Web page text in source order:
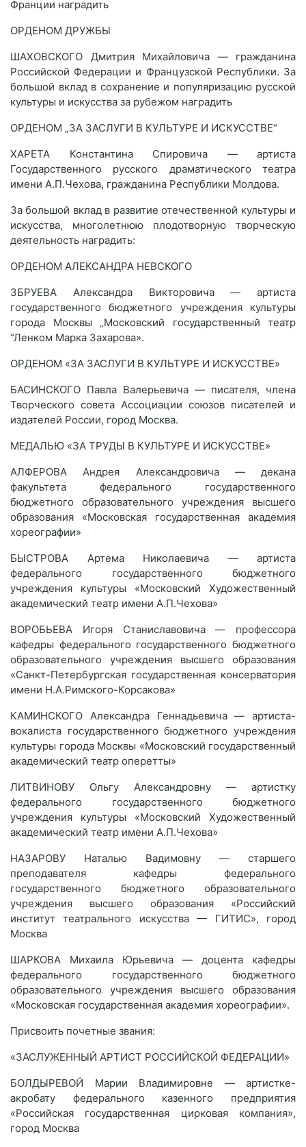
Франции наградить
ОРДЕНОМ ДРУЖБЫ
ШАХОВСКОГО Дмитрия Михайловича — гражданина
Российской Федерации и Французской Республики. За
большой вклад в сохранение и популяризацию русской
культуры и искусства за рубежом наградить
ОРДЕНОМ „ЗА ЗАСЛУГИ В КУЛЬТУРЕ И ИСКУССТВЕ“
ХАРЕТА Константина Спировича — артиста
Государственного русского драматического театра
имени А.П.Чехова, гражданина Республики Молдова.
За большой вклад в развитие отечественной культуры и
искусства, многолетнюю плодотворную творческую
деятельность наградить:
ОРДЕНОМ АЛЕКСАНДРА НЕВСКОГО
ЗБРУЕВА Александра Викторовича — артиста
государственного бюджетного учреждения культуры
города Москвы „Московский государственный театр
“Ленком Марка Захарова».
ОРДЕНОМ «ЗА ЗАСЛУГИ В КУЛЬТУРЕ И ИСКУССТВЕ»
БАСИНСКОГО Павла Валерьевича — писателя, члена
Творческого совета Ассоциации союзов писателей и
издателей России, город Москва.
МЕДАЛЬЮ «ЗА ТРУДЫ В КУЛЬТУРЕ И ИСКУССТВЕ»
АЛФЕРОВА Андрея Александровича — декана
факультета федерального государственного
бюджетного образовательного учреждения высшего
образования «Московская государственная академия
хореографии»
БЫСТРОВА Артема Николаевича — артиста
федерального государственного бюджетного
учреждения культуры «Московский Художественный
академический театр имени А.П.Чехова»
ВОРОБЬЕВА Игоря Станиславовича — профессора
кафедры федерального государственного бюджетного
образовательного учреждения высшего образования
«Санкт-Петербургская государственная консерватория
имени Н.А.Римского-Корсакова»
КАМИНСКОГО Александра Геннадьевича — артиста-
вокалиста государственного бюджетного учреждения
культуры города Москвы «Московский государственный
академический театр оперетты»
ЛИТВИНОВУ Ольгу Александровну — артистку
федерального государственного бюджетного
учреждения культуры «Московский Художественный
академический театр имени А.П.Чехова»
НАЗАРОВУ Наталью Вадимовну — старшего
преподавателя кафедры федерального
государственного бюджетного образовательного
учреждения высшего образования «Российский
институт театрального искусства — ГИТИС», город
Москва
ШАРКОВА Михаила Юрьевича — доцента кафедры
федерального государственного бюджетного
образовательного учреждения высшего образования
«Московская государственная академия хореографии».
Присвоить почетные звания:
«ЗАСЛУЖЕННЫЙ АРТИСТ РОССИЙСКОЙ ФЕДЕРАЦИИ»
БОЛДЫРЕВОЙ Марии Владимировне — артистке-
акробату федерального казенного предприятия
«Российская государственная цирковая компания»,
город Москва